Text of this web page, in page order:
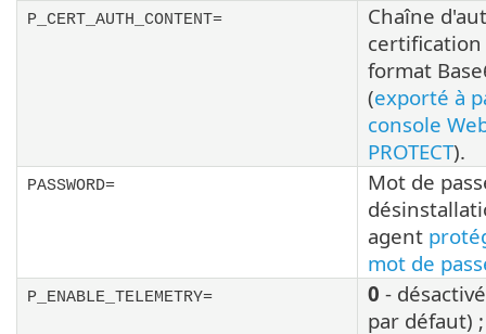
P_CERT_AUTH_CONTENT=
Chaîne
certification
format
(exporté à
console
PROTECT).
PASSWORD=
Mot de
agent
mot de
P_ENABLE_TELEMETRY= 0 -
par défaut)